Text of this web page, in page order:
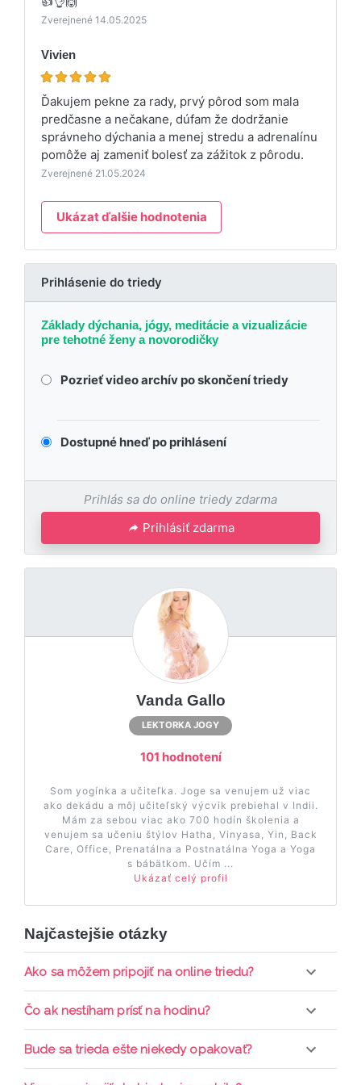
Zverejnené 14.05.2025
Vivien
Ďakujem pekne za rady, prvý pôrod som mala
predčasne a nečakane, dúfam že dodržanie
správneho dýchania a menej stredu a adrenalínu
pomôže aj zameniť bolesť za zážitok z pôrodu.
Zverejnené 21.05.2024
Ukázat ďalšie hodnotenia
Prihlásenie do triedy
Základy dýchania, jógy, meditácie a vizualizácie
pre tehotné ženy a novorodičky
Pozrieť video archív po skončení triedy
Dostupné hneď po prihlásení
Prihlás sa do online triedy zdarma
Prihlásiť zdarma
Vanda Gallo
LEKTORKA JOGY
101 hodnotení
Som yogínka a učiteľka. Joge sa venujem už viac
ako dekádu a môj učiteľský výcvik prebiehal v Indii.
Mám za sebou viac ako 700 hodín školenia a
venujem sa učeniu štýlov Hatha, Vinyasa, Yin, Back
Care, Office, Prenatálna a Postnatálna Yoga a Yoga
s bábätkom. Učím ...
Ukázať celý profil
Najčastejšie otázky
Ako sa môžem pripojiť na online triedu?
Pripojenie do online triedy prebieha priamo cez
prihlásiť do triedy.
Čo ak nestíham prísť na hodinu?
Každá trieda sa nahráva a je k dispozícií po dobu 7
Bude sa trieda ešte niekedy opakovať?